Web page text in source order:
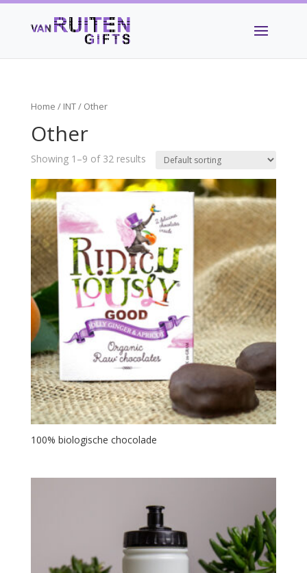
Home / INT/ Other
Other
Showing 1–9 of 32 results
100% biologische chocolade